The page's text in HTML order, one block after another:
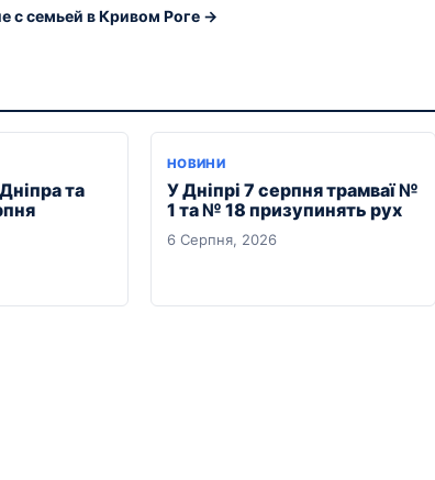
с семьей в Кривом Роге →
та
НОВИНИ
У Дніпрі 7 серпня трамваї №
1 та № 18 призупинять рух
6 Серпня, 2026